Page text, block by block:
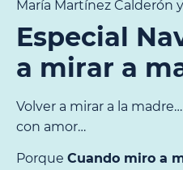
María Martínez Calderón
Especial
a mirar a
Volver a mirar a la
con amor…
Porque Cuando miro a